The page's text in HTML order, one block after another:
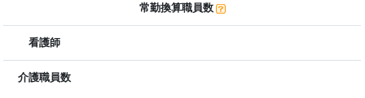
常勤換算職員数
看護師
介護職員数